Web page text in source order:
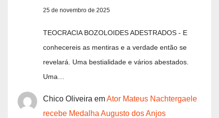
25 de novembro de 2025
TEOCRACIA BOZOLOIDES ADESTRADOS - E
conhecereis as mentiras e a verdade então se
revelará. Uma bestialidade e vários abestados.
Uma…
Chico Oliveira emAtor Mateus Nachtergaele
recebe Medalha Augusto dos Anjos